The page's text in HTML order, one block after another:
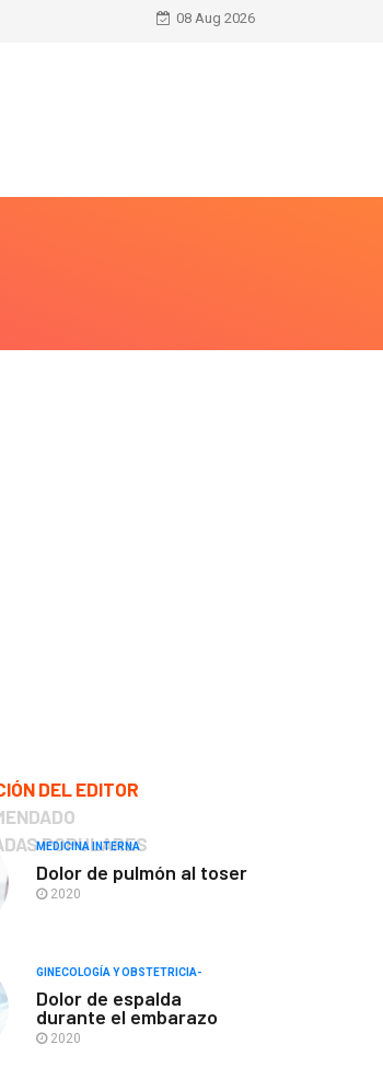
08 Aug 2026
DEL EDITOR
POPULARES
MEDICINA INTERNA
Dolor de pulmón al toser
2020
GINECOLOGÍA Y OBSTETRICIA-
Dolor de espalda
durante el embarazo
2020